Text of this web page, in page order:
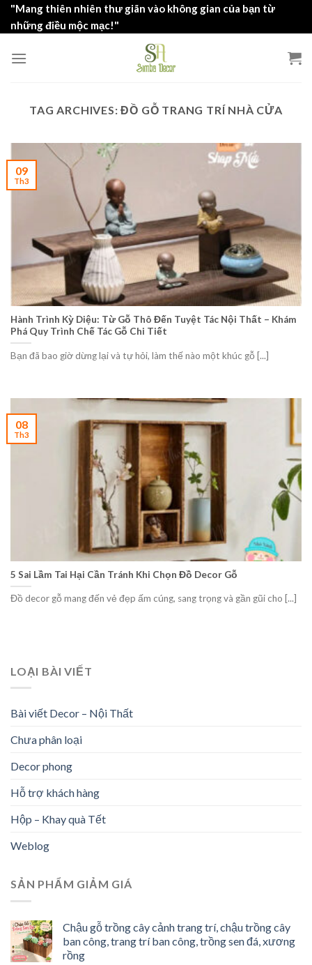
Skip"Mang thiên nhiên thư giãn vào không gian của bạn từ
những điều mộc mạc!"
TAG ARCHIVES:ĐỒ GỖ TRANG TRÍ NHÀ CỬA
Hành Trình Kỳ Diệu: Từ Gỗ Thô Đến Tuyệt Tác Nội Thất – Khám
Phá Quy Trình Chế Tác Gỗ Chi Tiết
Bạn đã bao giờ dừng lại và tự hỏi, làm thế nào một khúc gỗ [...]
09
Th3
5 Sai Lầm Tai Hại Cần Tránh Khi Chọn Đồ Decor Gỗ
Đồ decor gỗ mang đến vẻ đẹp ấm cúng, sang trọng và gần gũi cho [...]
08
Th3
LOẠI BÀI VIẾT
Bài viết Decor – Nội Thất
Chưa phân loại
Decor phong
Hỗ trợ khách hàng
Hộp – Khay quà Tết
Weblog
SẢN PHẨM GIẢM GIÁ
Chậu gỗ trồng cây cảnh trang trí, chậu trồng cây
ban công, trang trí ban công, trồng sen đá, xương
rồng